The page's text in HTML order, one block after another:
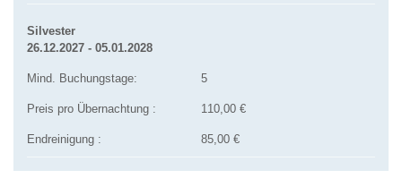
Silvester
26.12.2027 - 05.01.2028
Mind. Buchungstage: 5
Preis pro Übernachtung : 110,00 €
Endreinigung : 85,00 €